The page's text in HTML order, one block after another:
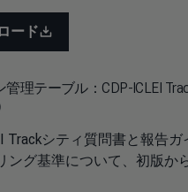
ード
管理テーブル：CDP-ICLEI
Trackシティ質問書と報告ガ
ング基準について、初版か